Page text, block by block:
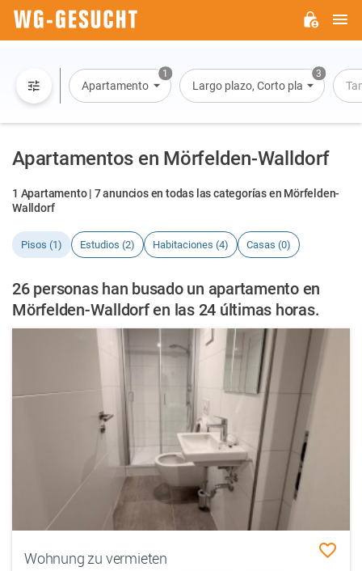
1
Apartamento
3
Largo plazo, Corto plazo, Alquiler
Apartamentos en Mörfelden-Walldorf
1 Apartamento | 7 anuncios en todas las categorías en Mörfelden-
Walldorf
Pisos (1) Estudios (2) Habitaciones (4) Casas (0)
26 personas han busado un apartamento en
Mörfelden-Walldorf en las 24 últimas horas.
Wohnung zu vermieten